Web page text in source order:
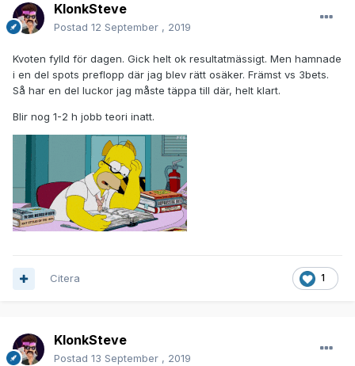
KlonkSteve
Postad 12 September , 2019
Kvoten fylld för dagen. Gick helt ok resultatmässigt. Men hamnade
i en del spots preflopp där jag blev rätt osäker. Främst vs 3bets.
Så har en del luckor jag måste täppa till där, helt klart.
Blir nog 1-2 h jobb teori inatt.
1
Citera
KlonkSteve
Postad 13 September , 2019